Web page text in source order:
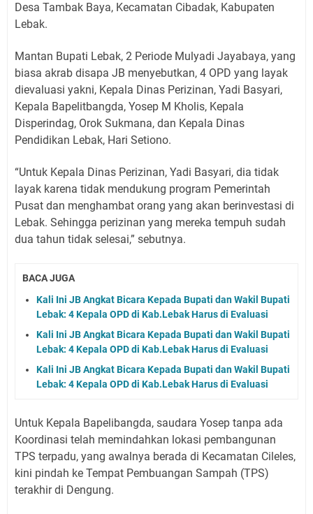
Desa Tambak Baya, Kecamatan Cibadak, Kabupaten
Lebak.
Mantan Bupati Lebak, 2 Periode Mulyadi Jayabaya, yang
biasa akrab disapa JB menyebutkan, 4 OPD yang layak
dievaluasi yakni, Kepala Dinas Perizinan, Yadi Basyari,
Kepala Bapelitbangda, Yosep M Kholis, Kepala
Disperindag, Orok Sukmana, dan Kepala Dinas
Pendidikan Lebak, Hari Setiono.
“Untuk Kepala Dinas Perizinan, Yadi Basyari, dia tidak
layak karena tidak mendukung program Pemerintah
Pusat dan menghambat orang yang akan berinvestasi di
Lebak. Sehingga perizinan yang mereka tempuh sudah
dua tahun tidak selesai,” sebutnya.
BACA JUGA
Kali Ini JB Angkat Bicara Kepada Bupati dan Wakil Bupati
Lebak: 4 Kepala OPD di Kab.Lebak Harus di Evaluasi
Kali Ini JB Angkat Bicara Kepada Bupati dan Wakil Bupati
Lebak: 4 Kepala OPD di Kab.Lebak Harus di Evaluasi
Kali Ini JB Angkat Bicara Kepada Bupati dan Wakil Bupati
Lebak: 4 Kepala OPD di Kab.Lebak Harus di Evaluasi
Untuk Kepala Bapelibangda, saudara Yosep tanpa ada
Koordinasi telah memindahkan lokasi pembangunan
TPS terpadu, yang awalnya berada di Kecamatan Cileles,
kini pindah ke Tempat Pembuangan Sampah (TPS)
terakhir di Dengung.